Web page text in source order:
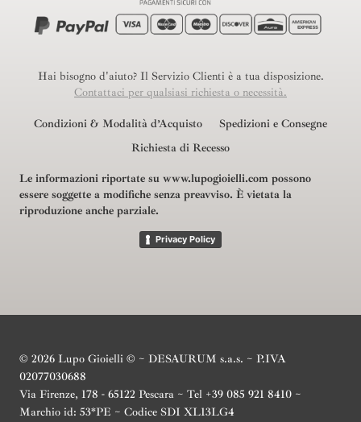
Hai bisogno d'aiuto? Il Servizio Clienti è a tua disposizione.
Contattaci per qualsiasi richiesta o necessità.
Condizioni & Modalità d’Acquisto
Spedizioni e Consegne
Richiesta di Recesso
Le informazioni riportate su www.lupogioielli.com possono
essere soggette a modifiche senza preavviso. È vietata la
riproduzione anche parziale.
Privacy Policy
© 2026 Lupo Gioielli © ~ DESAURUM s.a.s. ~ P.IVA
02077030688
Via Firenze, 178 - 65122 Pescara ~ Tel +39 085 921 8410 ~
Marchio id: 53*PE ~ Codice SDI XL13LG4